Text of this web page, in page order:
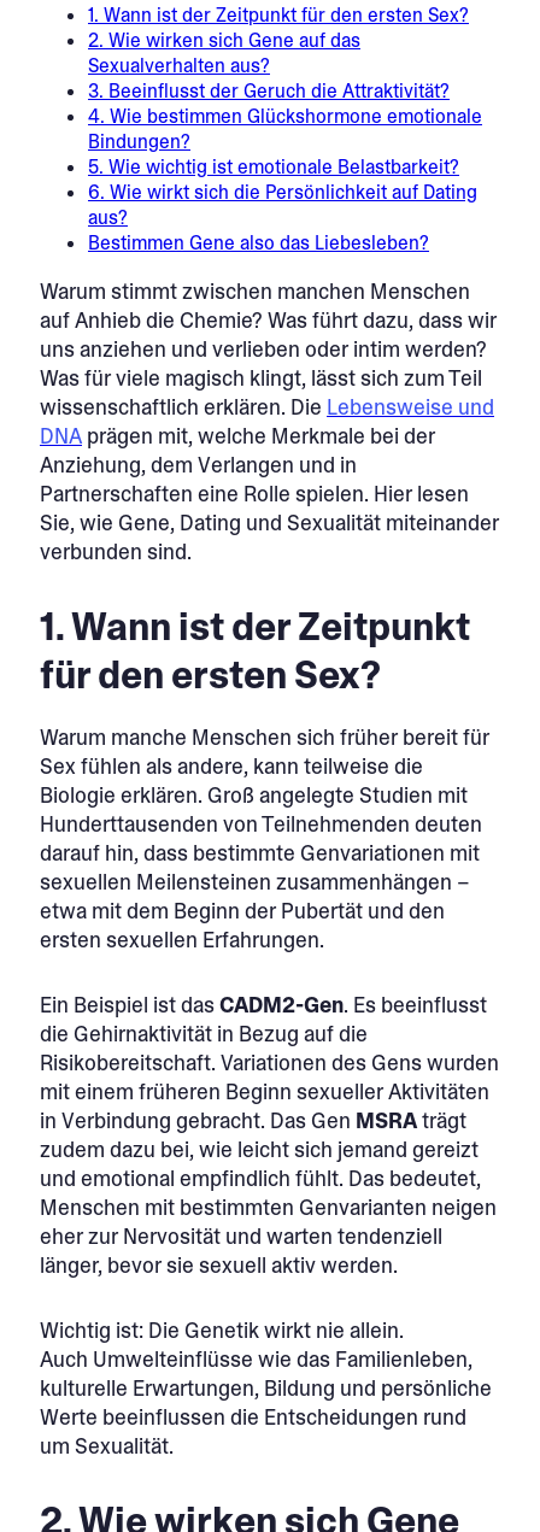
1. Wann ist der Zeitpunkt für den ersten Sex?
2. Wie wirken sich Gene auf das
Sexualverhalten aus?
3. Beeinflusst der Geruch die Attraktivität?
4. Wie bestimmen Glückshormone emotionale
Bindungen?
5. Wie wichtig ist emotionale Belastbarkeit?
6. Wie wirkt sich die Persönlichkeit auf Dating
aus?
Bestimmen Gene also das Liebesleben?
Warum stimmt zwischen manchen Menschen
auf Anhieb die Chemie? Was führt dazu, dass wir
uns anziehen und verlieben oder intim werden?
Was für viele magisch klingt, lässt sich zum Teil
wissenschaftlich erklären. Die Lebensweise und
DNA prägen mit, welche Merkmale bei der
Anziehung, dem Verlangen und in
Partnerschaften eine Rolle spielen. Hier lesen
Sie, wie Gene, Dating und Sexualität miteinander
verbunden sind.
1. Wann ist der Zeitpunkt
für den ersten Sex?
Warum manche Menschen sich früher bereit für
Sex fühlen als andere, kann teilweise die
Biologie erklären. Groß angelegte Studien mit
Hunderttausenden von Teilnehmenden deuten
darauf hin, dass bestimmte Genvariationen mit
sexuellen Meilensteinen zusammenhängen –
etwa mit dem Beginn der Pubertät und den
ersten sexuellen Erfahrungen.
Ein Beispiel ist dasCADM2-Gen. Es beeinflusst
die Gehirnaktivität in Bezug auf die
Risikobereitschaft. Variationen des Gens wurden
mit einem früheren Beginn sexueller Aktivitäten
in Verbindung gebracht. Das Gen MSRAträgt
zudem dazu bei, wie leicht sich jemand gereizt
und emotional empfindlich fühlt. Das bedeutet,
Menschen mit bestimmten Genvarianten neigen
eher zur Nervosität und warten tendenziell
länger, bevor sie sexuell aktiv werden.
Wichtig ist: Die Genetik wirkt nie allein.
Auch Umwelteinflüsse wie das Familienleben,
kulturelle Erwartungen, Bildung und persönliche
Werte beeinflussen die Entscheidungen rund
um Sexualität.
2. Wie wirken sich Gene